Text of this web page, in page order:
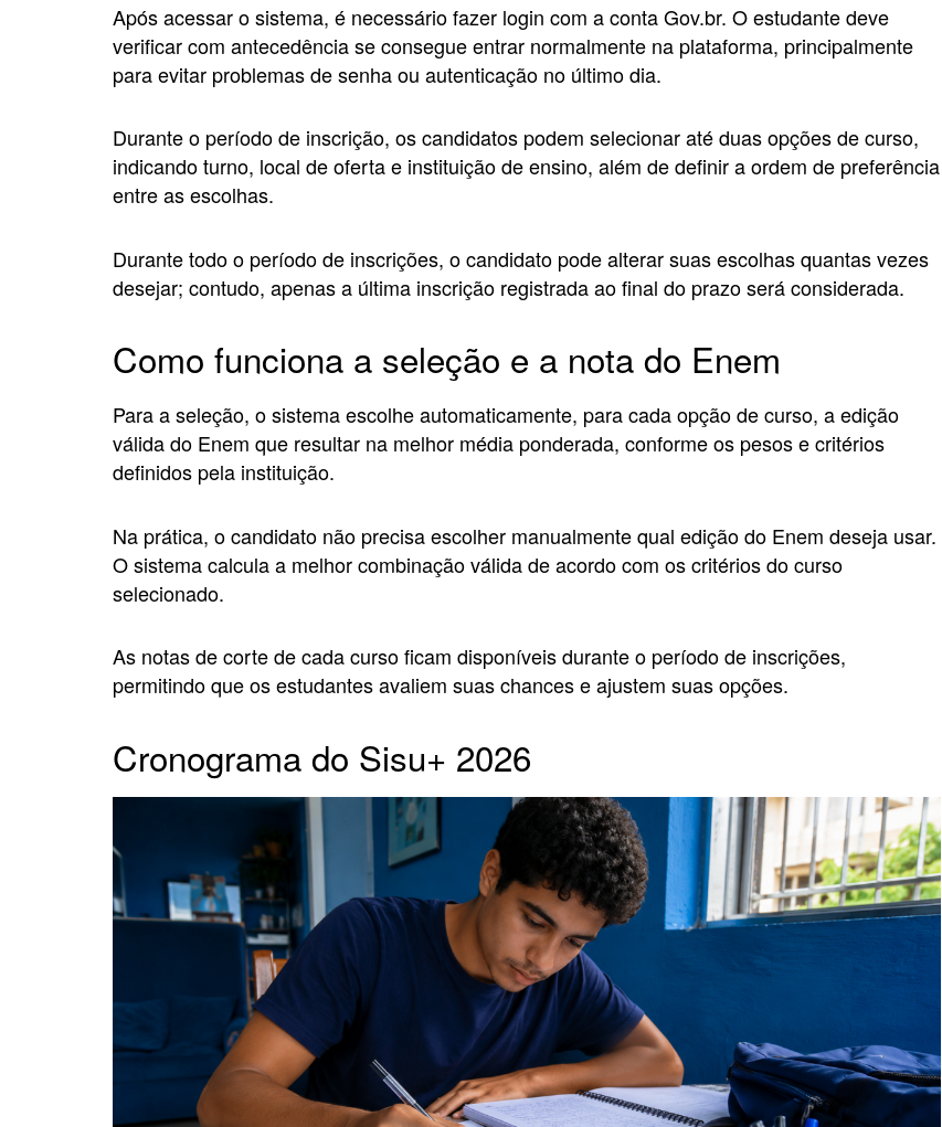
Após acessar o sistema, é necessário fazer login com a conta Gov.br. O estudante deve
verificar com antecedência se consegue entrar normalmente na plataforma, principalmente
para evitar problemas de senha ou autenticação no último dia.
Durante o período de inscrição, os candidatos podem selecionar até duas opções de curso,
indicando turno, local de oferta e instituição de ensino, além de definir a ordem de preferência
entre as escolhas.
Durante todo o período de inscrições, o candidato pode alterar suas escolhas quantas vezes
desejar; contudo, apenas a última inscrição registrada ao final do prazo será considerada.
Como funciona a seleção e a nota do Enem
Para a seleção, o sistema escolhe automaticamente, para cada opção de curso, a edição
válida do Enem que resultar na melhor média ponderada, conforme os pesos e critérios
definidos pela instituição.
Na prática, o candidato não precisa escolher manualmente qual edição do Enem deseja usar.
O sistema calcula a melhor combinação válida de acordo com os critérios do curso
selecionado.
As notas de corte de cada curso ficam disponíveis durante o período de inscrições,
permitindo que os estudantes avaliem suas chances e ajustem suas opções.
Cronograma do Sisu+ 2026